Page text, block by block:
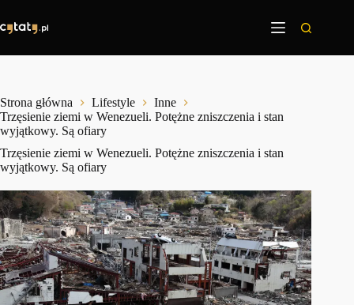
treści
Strona główna Lifestyle
Inne
Trzęsienie ziemi w Wenezueli. Potężne zniszczenia i stan
wyjątkowy. Są ofiary
Trzęsienie ziemi w Wenezueli. Potężne zniszczenia i stan
wyjątkowy. Są ofiary